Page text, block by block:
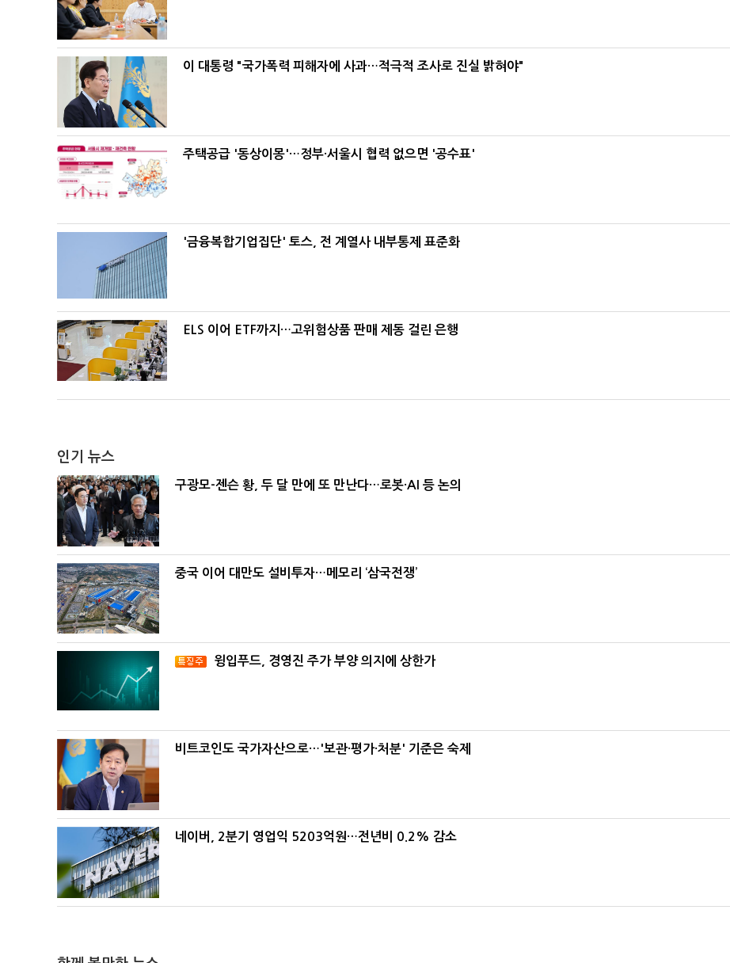
이 대통령 "국가폭력 피해자에 사과…적극적 조사로 진실 밝혀야"
주택공급 '동상이몽'…정부·서울시 협력 없으면 '공수표'
'금융복합기업집단' 토스, 전 계열사 내부통제 표준화
ELS 이어 ETF까지…고위험상품 판매 제동 걸린 은행
인기 뉴스
구광모-젠슨 황, 두 달 만에 또 만난다…로봇·AI 등 논의
중국 이어 대만도 설비투자…메모리 ‘삼국전쟁’
윙입푸드, 경영진 주가 부양 의지에 상한가
비트코인도 국가자산으로…'보관·평가·처분' 기준은 숙제
네이버, 2분기 영업익 5203억원…전년비 0.2% 감소